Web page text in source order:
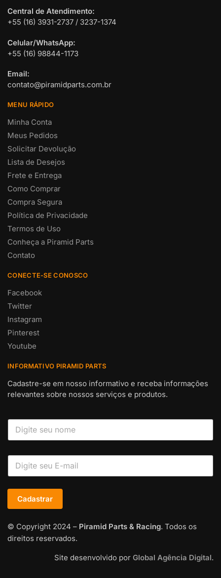
Central de Atendimento:
+55 (16) 3931-2737 / 3237-1374
Celular/WhatsApp:
+55 (16) 98844-1173
Email:
contato@piramidparts.com.br
MENU RÁPIDO
Minha Conta
Meus Pedidos
Solicitar Devolução
Lista de Desejos
Frete e Entrega
Como Comprar
Compra Segura
Política de Privacidade
Termos de Uso
Conheça a Piramid Parts
Contato
CONECTE-SE CONOSCO
Facebook
Twitter
Instagram
Pinterest
Youtube
INFORMATIVO PIRAMID PARTS
Cadastre-se em nosso informativo e receba informações
relevantes sobre nossos serviços e produtos.
Cadastrar
© Copyright 2024 – Piramid Parts & Racing. Todos os
direitos reservados.
Site desenvolvido por Global Agência Digital.